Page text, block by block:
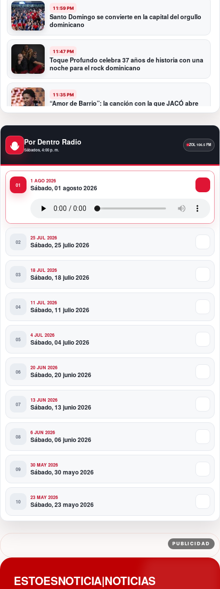
11:59 PM
Santo Domingo se convierte en la capital del orgullo
dominicano
11:47 PM
Toque Profundo celebra 37 años de historia con una
noche para el rock dominicano
11:35 PM
“Amor de Barrio”: la canción con la que JACÓ abre
un nuevo capítulo en la bachata
Presidente Abinader participa en la transmisión de
mando presidencial de Abelardo de la Espriella en
10:34 PM
Presidente Abinader participa en la transmisión de
Colombia
Por Dentro Radio
Sábados, 4:00 p. m.
1 AGO 2026
Sábado, 01 agosto 2026
25 JUL 2026
Sábado, 25 julio 2026
18 JUL 2026
Sábado, 18 julio 2026
11 JUL 2026
Sábado, 11 julio 2026
4 JUL 2026
Sábado, 04 julio 2026
20 JUN 2026
Sábado, 20 junio 2026
13 JUN 2026
Sábado, 13 junio 2026
6 JUN 2026
Sábado, 06 junio 2026
30 MAY 2026
Sábado, 30 mayo 2026
23 MAY 2026
Sábado, 23 mayo 2026
PUBLICIDAD
ESTOESNOTICIA|NOTICIAS